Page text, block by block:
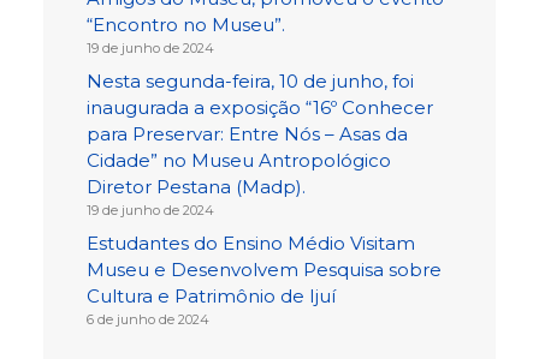
“Encontro no Museu”.
19 de junho de 2024
Nesta segunda-feira, 10 de junho, foi
inaugurada a exposição “16º Conhecer
para Preservar: Entre Nós – Asas da
Cidade” no Museu Antropológico
Diretor Pestana (Madp).
19 de junho de 2024
Estudantes do Ensino Médio Visitam
Museu e Desenvolvem Pesquisa sobre
Cultura e Patrimônio de Ijuí
6 de junho de 2024